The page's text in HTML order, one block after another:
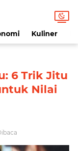
Kuliner
6 Trik Jitu
Nilai